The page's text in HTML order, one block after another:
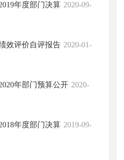
年度部门决算 2020-09-
效评价自评报告 2020-01-
年部门预算公开 2020-
年度部门决算 2019-09-